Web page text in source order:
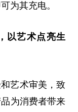
为其充电。
以艺术点亮生
艺术审美，致
为消费者带来